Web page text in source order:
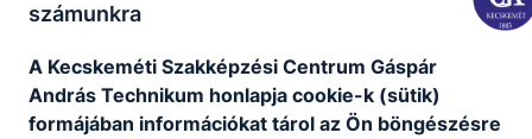
számunkra
A Kecskeméti Szakképzési Centrum Gáspár
András Technikum honlapja cookie-k (sütik)
formájában információkat tárol az Ön böngészésre